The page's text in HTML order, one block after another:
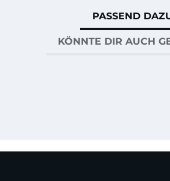
PASSEND
KÖNNTE DIR AUCH